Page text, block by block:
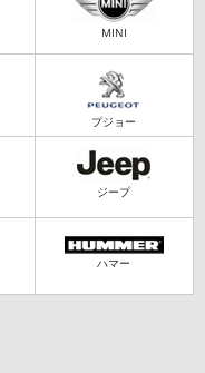
MINI
プジョー
ジープ
ハマー